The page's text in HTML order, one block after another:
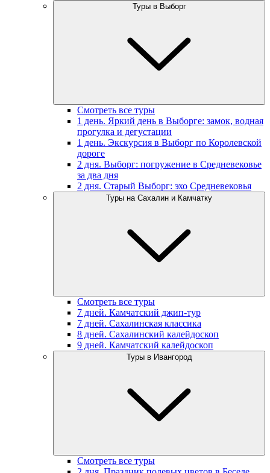
Туры в Выборг
Смотреть все туры
1 день. Яркий день в Выборге: замок, водная
прогулка и дегустации
1 день. Экскурсия в Выборг по Королевской
дороге
2 дня. Выборг: погружение в Средневековье
за два дня
2 дня. Старый Выборг: эхо Средневековья
Туры на Сахалин и Камчатку
Смотреть все туры
7 дней. Камчатский джип-тур
7 дней. Сахалинская классика
8 дней. Сахалинский калейдоскоп
9 дней. Камчатский калейдоскоп
Туры в Ивангород
Смотреть все туры